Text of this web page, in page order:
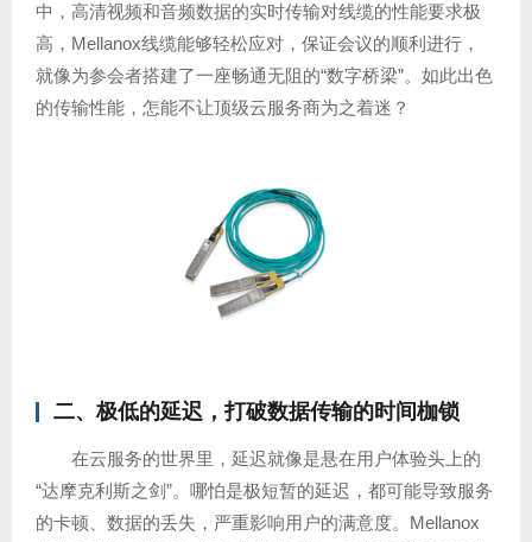
中，高清视频和音频数据的实时传输对线缆的性能要求极
高，Mellanox线缆能够轻松应对，保证会议的顺利进行，
就像为参会者搭建了一座畅通无阻的“数字桥梁”。如此出色
的传输性能，怎能不让顶级云服务商为之着迷？
二、极低的延迟，打破数据传输的时间枷锁
在云服务的世界里，延迟就像是悬在用户体验头上的
“达摩克利斯之剑”。哪怕是极短暂的延迟，都可能导致服务
的卡顿、数据的丢失，严重影响用户的满意度。Mellanox